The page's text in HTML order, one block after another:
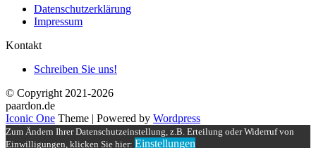
Datenschutzerklärung
Impressum
Kontakt
Schreiben Sie uns!
© Copyright 2021-2026
paardon.de
Iconic One Theme | Powered by Wordpress
Zum Ändern Ihrer Datenschutzeinstellung, z.B. Erteilung oder Widerruf von
Einwilligungen, klicken Sie hier: Einstellungen